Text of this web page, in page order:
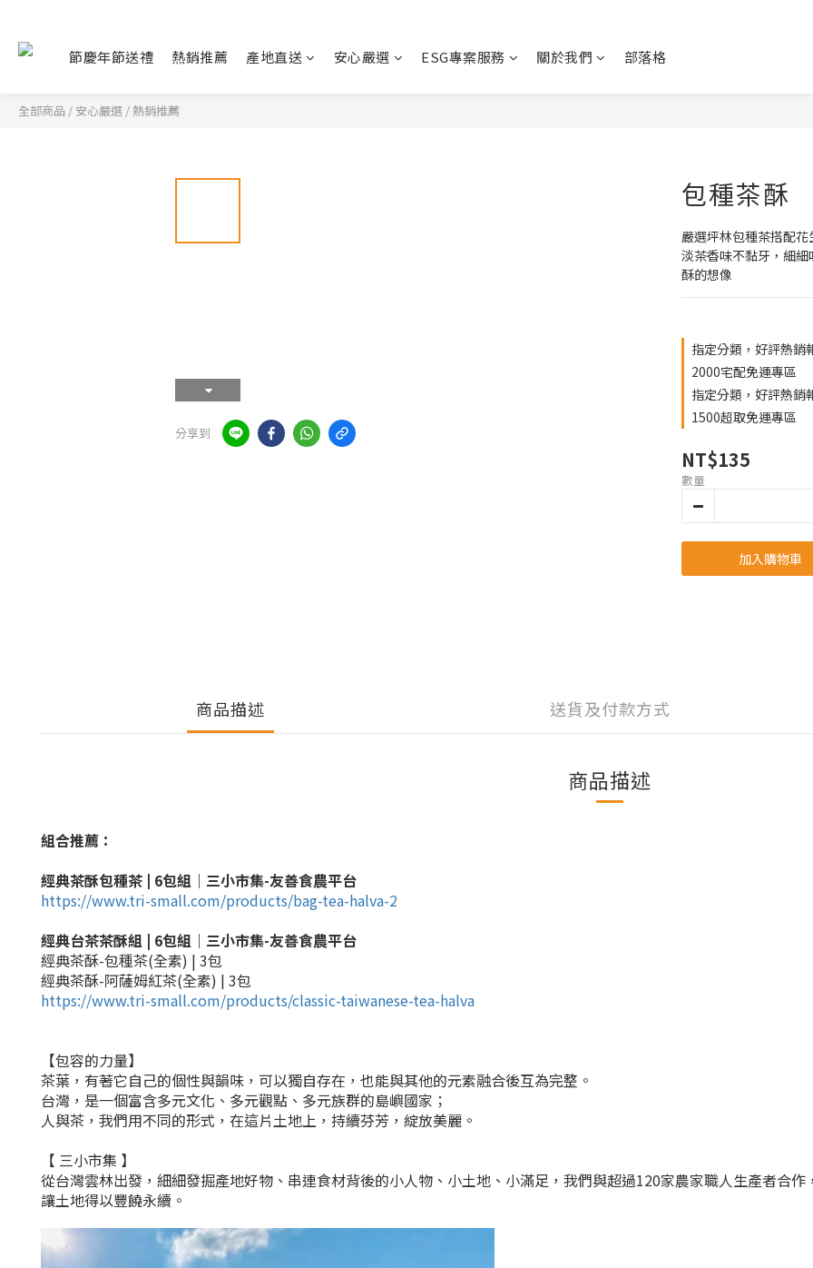
節慶年節送禮 熱銷推薦 產地直送 安心嚴選 ESG專案服務 關於我們 部落格
全部商品 / 安心嚴選 /熱銷推薦
分享到
包種茶酥
嚴選坪林包種茶搭配
淡茶香味不黏牙，細
酥的想像
指定分類，好評熱銷
2000宅配免運專區
指定分類，好評熱銷
1500超取免運專區
NT$135
數量
加入購物車
商品描述 送貨及付款方式
商品描述
組合推薦：
經典茶酥包種茶 | 6包組｜三小市集-友善食農平台
https://www.tri-small.com/products/bag-tea-halva-2
經典台茶茶酥組 | 6包組｜三小市集-友善食農平台
經典茶酥-包種茶(全素) | 3包
經典茶酥-阿薩姆紅茶(全素) | 3包
https://www.tri-small.com/products/classic-taiwanese-tea-halva
【包容的力量】
茶葉，有著它自己的個性與韻味，可以獨自存在，也能與其他的元素融合後互為完整。
台灣，是一個富含多元文化、多元觀點、多元族群的島嶼國家；
人與茶，我們用不同的形式，在這片土地上，持續芬芳，綻放美麗。
【 三小市集 】
從台灣雲林出發，細細發掘產地好物、串連食材背後的小人物、小土地、小滿足，我們與超過120家農家職人生產者合
讓土地得以豐饒永續。